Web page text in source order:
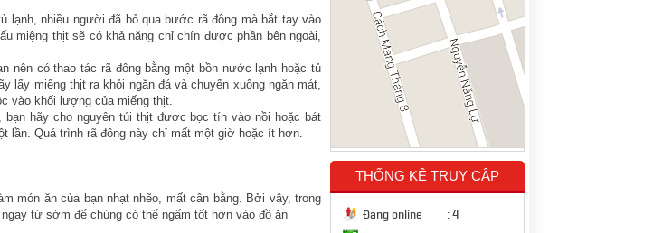
lạnh, nhiều người đã bỏ qua bước rã đông mà bắt tay vào
miệng thịt sẽ có khả năng chỉ chín được phần bên ngoài,
nên có thao tác rã đông bằng một bồn nước lạnh hoặc tủ
lấy miếng thịt ra khỏi ngăn đá và chuyển xuống ngăn mát,
vào khối lượng của miếng thịt.
hãy cho nguyên túi thịt được bọc tín vào nồi hoặc bát
lần. Quá trình rã đông này chỉ mất một giờ hoặc ít hơn.
món ăn của bạn nhạt nhẽo, mất cân bằng. Bởi vậy, trong
từ sớm để chúng có thể ngấm tốt hơn vào đồ ăn
THỐNG KÊ TRUY CẬP
Đang online :4